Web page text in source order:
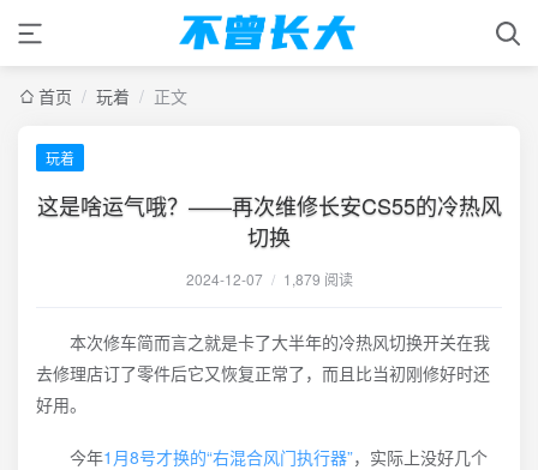
首页 / 玩着 / 正文
玩着
这是啥运气哦？——再次维修长安CS55的冷热风
切换
2024-12-07 / 1,879 阅读
本次修车简而言之就是卡了大半年的冷热风切换开关在我
去修理店订了零件后它又恢复正常了，而且比当初刚修好时还
好用。
今年1月8号才换的“右混合风门执行器”，实际上没好几个